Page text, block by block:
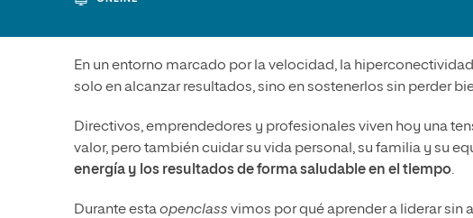
Internacionales
Ciencias de la Salud
Ciencias Sociales
Artes
Música
Diseño
Ciencias de la Salud
Humanidades
Artes
Internacional
Funcionamiento
En un entorno marcado por la velocidad, la
solo en alcanzar resultados, sino en sostenerlos sin perder
Directivos, emprendedores y profesionales viven hoy una
valor, pero también cuidar su vida personal, su familia y su
energía y los resultados de forma saludable en el tiempo.
Durante estaopenclass vimos por qué aprender a liderar sin